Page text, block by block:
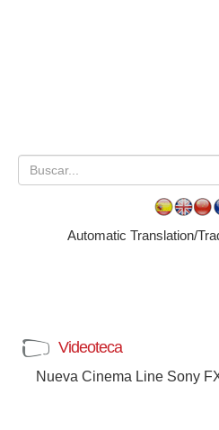
Automatic Translation/
Videoteca
Nueva Cinema Line Sony